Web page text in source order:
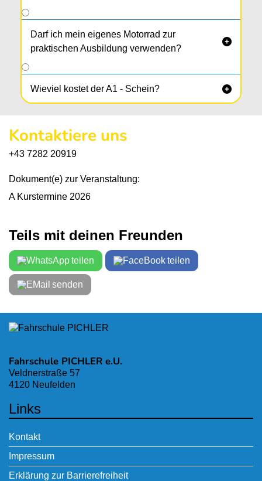
Darf ich mein eigenes Motorrad zur
praktischen Ausbildung verwenden?

Wieviel kostet der A1 - Schein? 
Kontaktiere uns
+43 7282 20919
Dokument(e) zur Veranstaltung:
A Kurstermine 2026
Teils mit deinen Freunden
teilen teilen
senden
Fahrschule PICHLER e.U.
Veldnerstraße 57
4120 Neufelden
Links
Kontakt
Impressum
Erklärung zur Barrierefreiheit